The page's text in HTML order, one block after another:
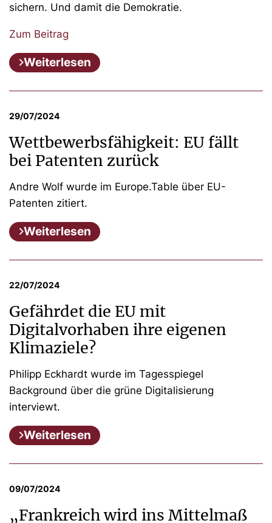
sichern. Und damit die Demokratie.
Zum Beitrag
Weiterlesen
29/07/2024
Wettbewerbsfähigkeit: EU fällt
bei Patenten zurück
Andre Wolf wurde im Europe.Table über EU-
Patenten zitiert.
Weiterlesen
22/07/2024
Gefährdet die EU mit
Digitalvorhaben ihre eigenen
Klimaziele?
Philipp Eckhardt wurde im Tagesspiegel
Background über die grüne Digitalisierung
interviewt.
Weiterlesen
09/07/2024
„Frankreich wird ins Mittelmaß